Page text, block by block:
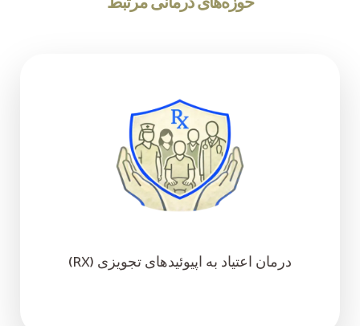
درمان اعتیاد به اپیوئیدهای تجویزی (RX)